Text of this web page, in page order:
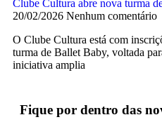
Clube Cultura abre nova turma
20/02/2026 Nenhum comentário
O Clube Cultura está com
turma de Ballet Baby, voltada
iniciativa amplia
Fique por dentro das